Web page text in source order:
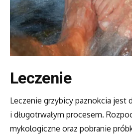
Leczenie
Leczenie grzybicy paznokcia jest
i długotrwałym procesem.
mykologiczne oraz pobranie